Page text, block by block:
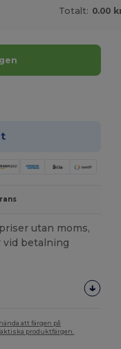
Totalt: 0.00
utan moms,
vid betalning
att färgen på
produktfärgen.